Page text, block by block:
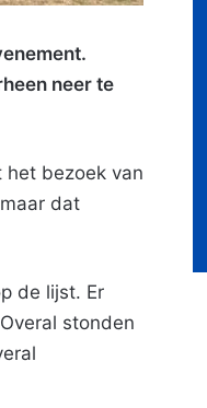
neer te
het bezoek van
dat
de lijst. Er
stonden